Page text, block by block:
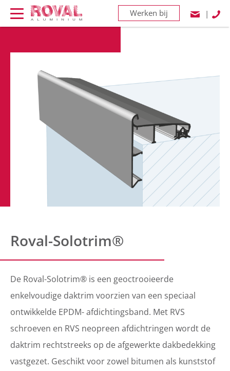
Werken bij |
Roval-Solotrim®
De Roval-Solotrim® is een geoctrooieerde
enkelvoudige daktrim voorzien van een speciaal
ontwikkelde EPDM- afdichtingsband. Met RVS
schroeven en RVS neopreen afdichtringen wordt de
daktrim rechtstreeks op de afgewerkte dakbedekking
vastgezet. Geschikt voor zowel bitumen als kunststof